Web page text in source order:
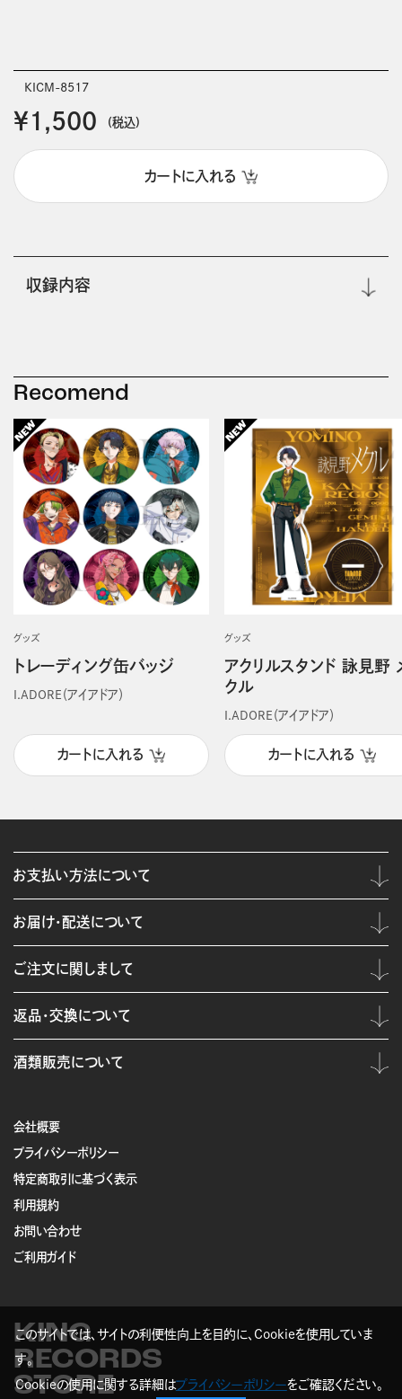
KICM-8517
￥1,500 (税込)
カートに入れる
収録内容
Recomend
グッズ
トレーディング缶バッジ
I.ADORE（アイアドア）
カートに入れる
グッズ
アクリルスタンド 詠見野
クル
I.ADORE（アイアドア）
カートに入れる
会社概要
プライバシーポリシー
特定商取引に基づく表示
利用規約
お問い合わせ
ご利用ガイド
KING
RECORDS
STORE
お支払い方法について
お届け・配送について
ご注文に関しまして
返品・交換について
酒類販売について
このサイトでは、サイトの利便性向上を目的に、Cookieを使用していま
す。
Cookieの使用に関する詳細はプライバシーポリシーをご確認ください。